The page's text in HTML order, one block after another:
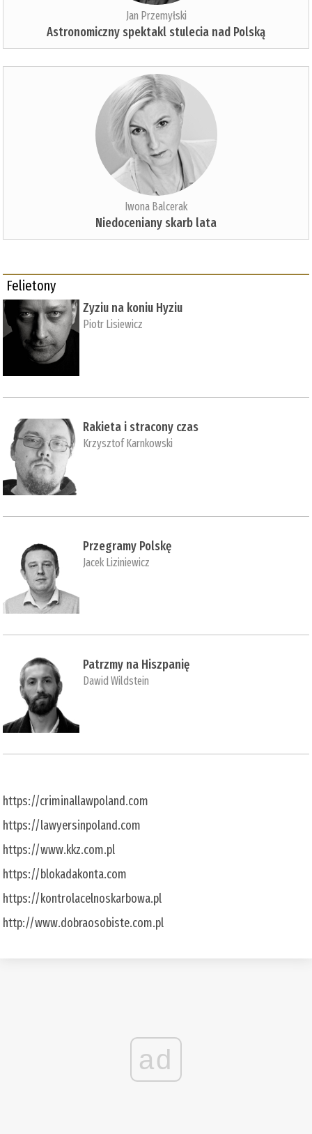
Jan Przemyłski
Astronomiczny spektakl stulecia nad Polską
Iwona Balcerak
Niedoceniany skarb lata
Felietony
Zyziu na koniu Hyziu
Piotr Lisiewicz
Rakieta i stracony czas
Krzysztof Karnkowski
Przegramy Polskę
Jacek Liziniewicz
Patrzmy na Hiszpanię
Dawid Wildstein
https://criminallawpoland.com
https://lawyersinpoland.com
https://www.kkz.com.pl
https://blokadakonta.com
https://kontrolacelnoskarbowa.pl
http://www.dobraosobiste.com.pl
ad